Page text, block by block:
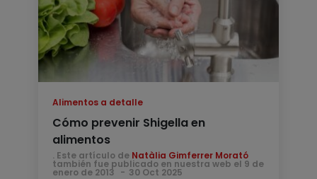
Alimentos a detalle
Cómo prevenir Shigella en
alimentos
. Este artículo de Natàlia Gimferrer Morató
también fue publicado en nuestra web el 9 de
enero de 2013 30 Oct 2025